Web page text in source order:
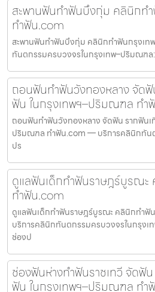
สะพานฟันทำฟันบึงกุ่ม คลินิกท
ทำฟัน.com
สะพานฟันทำฟันบึงกุ่ม คลินิกทำฟันกรุงเ
ทันตกรรมครบวงจรในกรุงเทพ–ปริมณฑ
ถอนฟันทำฟันวังทองหลาง จัด
ฟัน ในกรุงเทพฯ–ปริมณฑล ทำ
ถอนฟันทำฟันวังทองหลาง จัดฟัน รากฟัน
ปริมณฑล ทำฟัน.com — บริการคลินิกทัน
ปร
ดูแลฟันเด็กทำฟันราษฎร์บูรณะ
ทำฟัน.com
ดูแลฟันเด็กทำฟันราษฎร์บูรณะ คลินิกทำ
บริการคลินิกทันตกรรมครบวงจรในกรุง
ช่องป
ช่องฟันห่างทำฟันราชเทวี จัดฟั
ฟัน ในกรุงเทพฯ–ปริมณฑล ทำ